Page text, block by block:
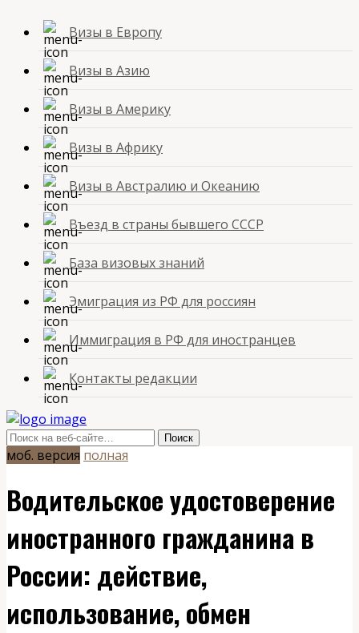
Визы в Европу
Визы в Азию
Визы в Америку
Визы в Африку
Визы в Австралию и Океанию
Въезд в страны бывшего СССР
База визовых знаний
Эмиграция из РФ для россиян
Иммиграция в РФ для иностранцев
Контакты редакции
моб. версия полная
Водительское удостоверение
иностранного гражданина в
России: действие,
использование, обмен